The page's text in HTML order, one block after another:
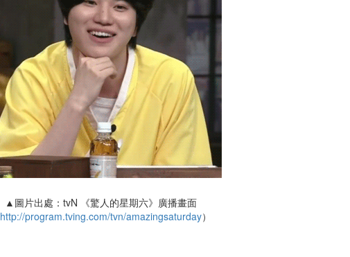
▲圖片出處：tvN 《驚人的星期六》廣播畫面
http://program.tving.com/tvn/amazingsaturday）